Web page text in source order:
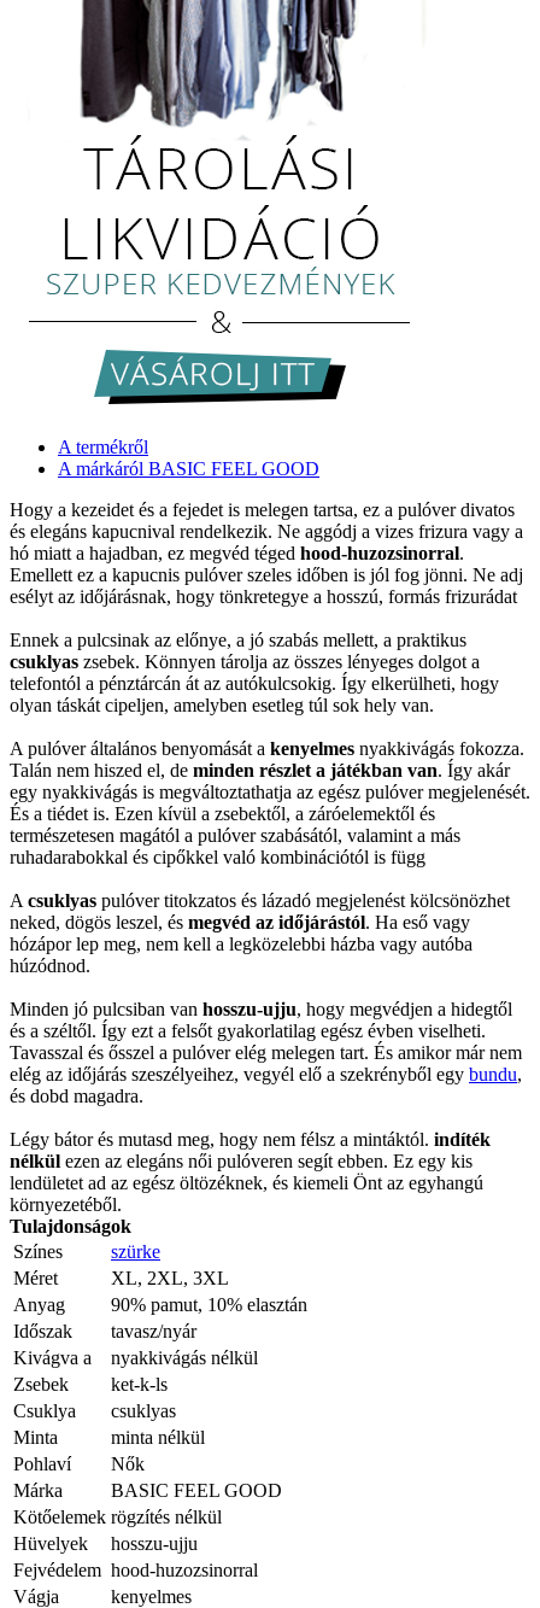
A termékről
A márkáról BASIC FEEL GOOD
Hogy a kezeidet és a fejedet is melegen tartsa, ez a pulóver divatos
és elegáns kapucnival rendelkezik. Ne aggódj a vizes frizura vagy a
hó miatt a hajadban, ez megvéd téged hood-huzozsinorral.
Emellett ez a kapucnis pulóver szeles időben is jól fog jönni. Ne adj
esélyt az időjárásnak, hogy tönkretegye a hosszú, formás frizurádat
Ennek a pulcsinak az előnye, a jó szabás mellett, a praktikus
csuklyas zsebek. Könnyen tárolja az összes lényeges dolgot a
telefontól a pénztárcán át az autókulcsokig. Így elkerülheti, hogy
olyan táskát cipeljen, amelyben esetleg túl sok hely van.
A pulóver általános benyomását a kenyelmes nyakkivágás fokozza.
Talán nem hiszed el, de minden részlet a játékban van. Így akár
egy nyakkivágás is megváltoztathatja az egész pulóver megjelenését.
És a tiédet is. Ezen kívül a zsebektől, a záróelemektől és
természetesen magától a pulóver szabásától, valamint a más
ruhadarabokkal és cipőkkel való kombinációtól is függ
A csuklyas pulóver titokzatos és lázadó megjelenést kölcsönözhet
neked, dögös leszel, és megvéd az időjárástól. Ha eső vagy
hózápor lep meg, nem kell a legközelebbi házba vagy autóba
húzódnod.
Minden jó pulcsiban van hosszu-ujju, hogy megvédjen a hidegtől
és a széltől. Így ezt a felsőt gyakorlatilag egész évben viselheti.
Tavasszal és ősszel a pulóver elég melegen tart. És amikor már nem
elég az időjárás szeszélyeihez, vegyél elő a szekrényből egy bundu,
és dobd magadra.
Légy bátor és mutasd meg, hogy nem félsz a mintáktól. indíték
nélkül ezen az elegáns női pulóveren segít ebben. Ez egy kis
lendületet ad az egész öltözéknek, és kiemeli Önt az egyhangú
környezetéből.
Tulajdonságok
Színes
szürke
Méret
XL, 2XL, 3XL
Anyag
90% pamut, 10% elasztán
Időszak
tavasz/nyár
Kivágva a
nyakkivágás nélkül
Zsebek
ket-k-ls
Csuklya
csuklyas
Minta
minta nélkül
Pohlaví
Nők
Márka
BASIC FEEL GOOD
Kötőelemek rögzítés nélkül
Hüvelyek
hosszu-ujju
Fejvédelem hood-huzozsinorral
Vágja
kenyelmes